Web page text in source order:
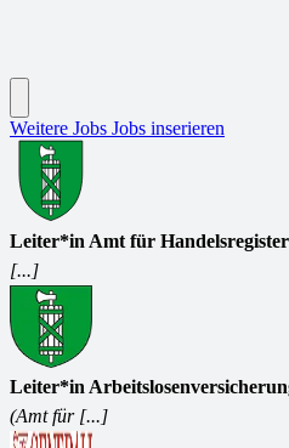
Weitere Jobs Jobs inserieren
Leiter*in Amt für
[...]
Leiter*in
(Amt für [...]